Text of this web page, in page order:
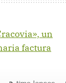
un
factura